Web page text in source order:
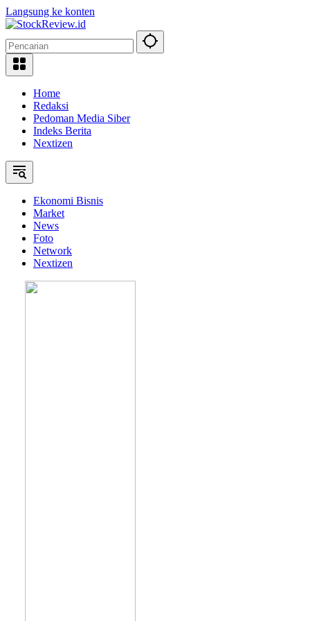
Langsung ke konten
Home
Redaksi
Pedoman Media Siber
Indeks Berita
Nextizen
Ekonomi Bisnis
Market
News
Foto
Network
Nextizen